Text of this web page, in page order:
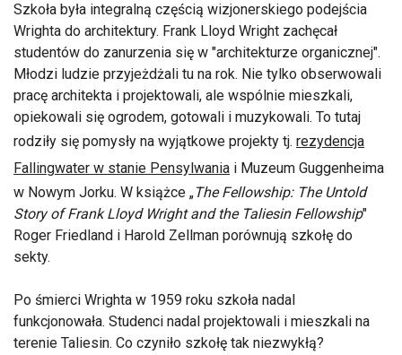
Szkoła była integralną częścią wizjonerskiego podejścia
Wrighta do architektury. Frank Lloyd Wright zachęcał
studentów do zanurzenia się w "architekturze organicznej".
Młodzi ludzie przyjeżdżali tu na rok. Nie tylko obserwowali
pracę architekta i projektowali, ale wspólnie mieszkali,
opiekowali się ogrodem, gotowali i muzykowali. To tutaj
rodziły się pomysły na wyjątkowe projekty tj. rezydencja
Fallingwater w stanie Pensylwania i Muzeum Guggenheima
w Nowym Jorku. W książce „The Fellowship: The Untold
Story of Frank Lloyd Wright and the Taliesin Fellowship"
Roger Friedland i Harold Zellman porównują szkołę do
sekty.
Po śmierci Wrighta w 1959 roku szkoła nadal
funkcjonowała. Studenci nadal projektowali i mieszkali na
terenie Taliesin. Co czyniło szkołę tak niezwykłą?